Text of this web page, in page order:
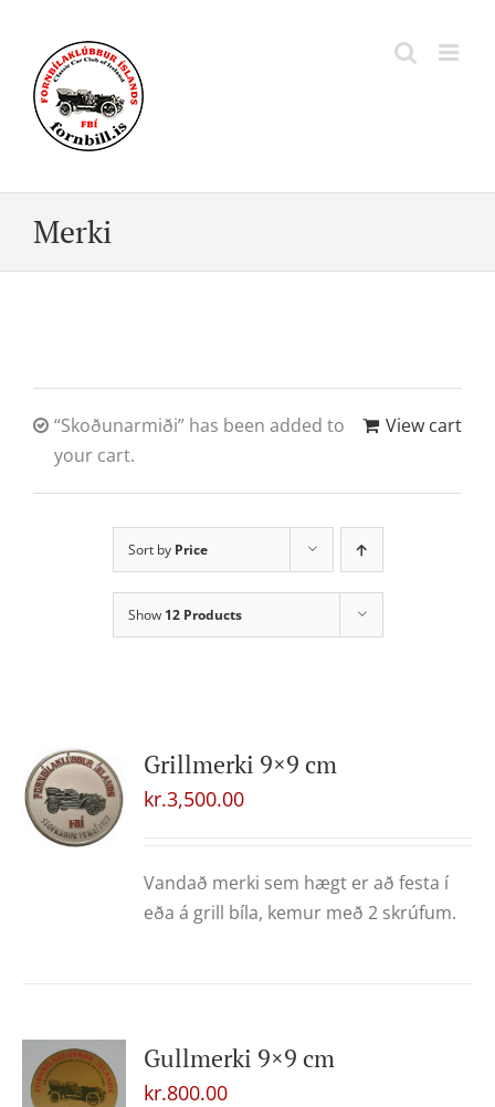
content
Merki
View cart
“Skoðunarmiði” has been added to
your cart.
Sort by Price
Show 12 Products
Grillmerki 9×9 cm
kr.3,500.00
Vandað merki sem hægt er að festa í
eða á grill bíla, kemur með 2 skrúfum.
Gullmerki 9×9 cm
kr.800.00